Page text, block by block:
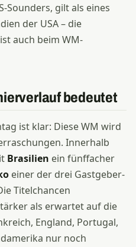
Sounders, gilt als eines
der USA – die
auch beim WM-
bedeutet
ist klar: Diese WM wird
Innerhalb
Brasilien ein fünffacher
einer der drei Gastgeber-
Titelchancen
als erwartet auf die
England, Portugal,
nur noch